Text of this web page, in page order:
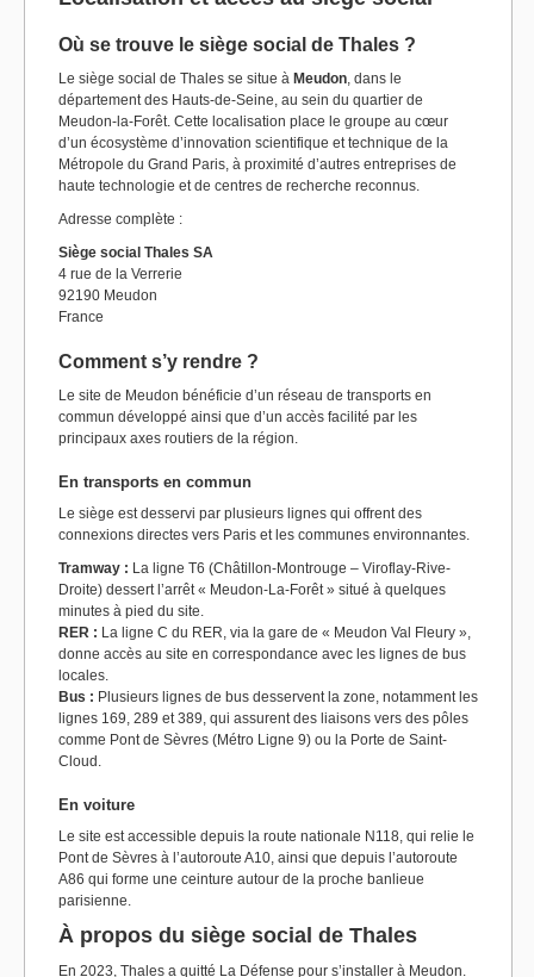
Où se trouve le siège social de Thales ?
Le siège social de Thales se situe à Meudon, dans le
département des Hauts-de-Seine, au sein du quartier de
Meudon-la-Forêt. Cette localisation place le groupe au cœur
d’un écosystème d’innovation scientifique et technique de la
Métropole du Grand Paris, à proximité d’autres entreprises de
haute technologie et de centres de recherche reconnus.
Adresse complète :
Siège social Thales SA
4 rue de la Verrerie
92190 Meudon
France
Comment s’y rendre ?
Le site de Meudon bénéficie d’un réseau de transports en
commun développé ainsi que d’un accès facilité par les
principaux axes routiers de la région.
En transports en commun
Le siège est desservi par plusieurs lignes qui offrent des
connexions directes vers Paris et les communes environnantes.
Tramway : La ligne T6 (Châtillon-Montrouge – Viroflay-Rive-
Droite) dessert l’arrêt « Meudon-La-Forêt » situé à quelques
minutes à pied du site.
RER : La ligne C du RER, via la gare de « Meudon Val Fleury »,
donne accès au site en correspondance avec les lignes de bus
locales.
Bus : Plusieurs lignes de bus desservent la zone, notamment les
lignes 169, 289 et 389, qui assurent des liaisons vers des pôles
comme Pont de Sèvres (Métro Ligne 9) ou la Porte de Saint-
Cloud.
En voiture
Le site est accessible depuis la route nationale N118, qui relie le
Pont de Sèvres à l’autoroute A10, ainsi que depuis l’autoroute
A86 qui forme une ceinture autour de la proche banlieue
parisienne.
À propos du siège social de Thales
En 2023, Thales a quitté La Défense pour s’installer à Meudon.